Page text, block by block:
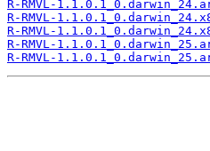
R-RMVL-
R-RMVL-
R-RMVL-
R-RMVL-
R-RMVL-